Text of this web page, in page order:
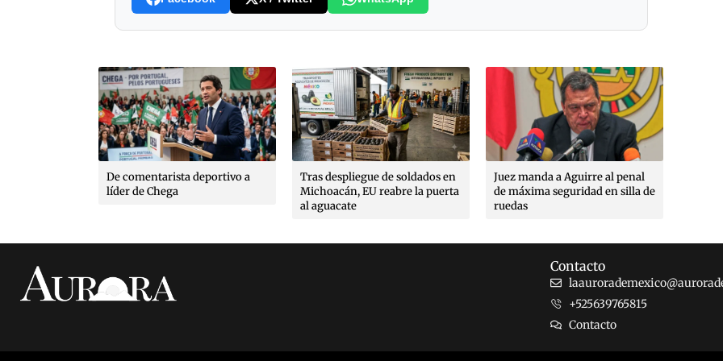
De comentarista deportivo a
líder de Chega
Tras despliegue de soldados en
Michoacán, EU reabre la puerta
al aguacate
Juez manda a Aguirre al penal
de máxima seguridad en silla de
ruedas
Contacto
+525639765815
Contacto